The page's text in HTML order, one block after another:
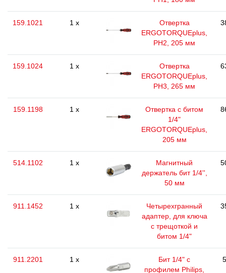
159.1021 1 x
Отвертка
ERGOTORQUEplus,
РН2, 205 мм
159.1024 1 x
Отвертка
ERGOTORQUEplus,
РН3, 265 мм
159.1198 1 x
Отвертка с битом
1/4"
ERGOTORQUEplus,
205 мм
514.1102 1 x
Магнитный
держатель бит 1/4'',
50 мм
911.1452 1 x
Четырехгранный
адаптер, для ключа
с трещоткой и
битом 1/4"
911.2201 1 x
Бит 1/4" с
профилем Philips,